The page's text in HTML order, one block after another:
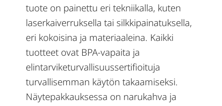
tuote on painettu eri tekniikalla, kuten
laserkaiverruksella tai silkkipainatuksella,
eri kokoisina ja materiaaleina. Kaikki
tuotteet ovat BPA-vapaita ja
elintarviketurvallisuussertifioituja
turvallisemman käytön takaamiseksi.
Näytepakkauksessa on narukahva ja